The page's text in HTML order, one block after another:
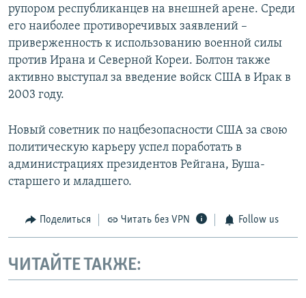
рупором республиканцев на внешней арене. Среди
его наиболее противоречивых заявлений –
приверженность к использованию военной силы
против Ирана и Северной Кореи. Болтон также
активно выступал за введение войск США в Ирак в
2003 году.
Новый советник по нацбезопасности США за свою
политическую карьеру успел поработать в
администрациях президентов Рейгана, Буша-
старшего и младшего.
Поделиться Читать без VPN Follow us
ЧИТАЙТЕ ТАКЖЕ: